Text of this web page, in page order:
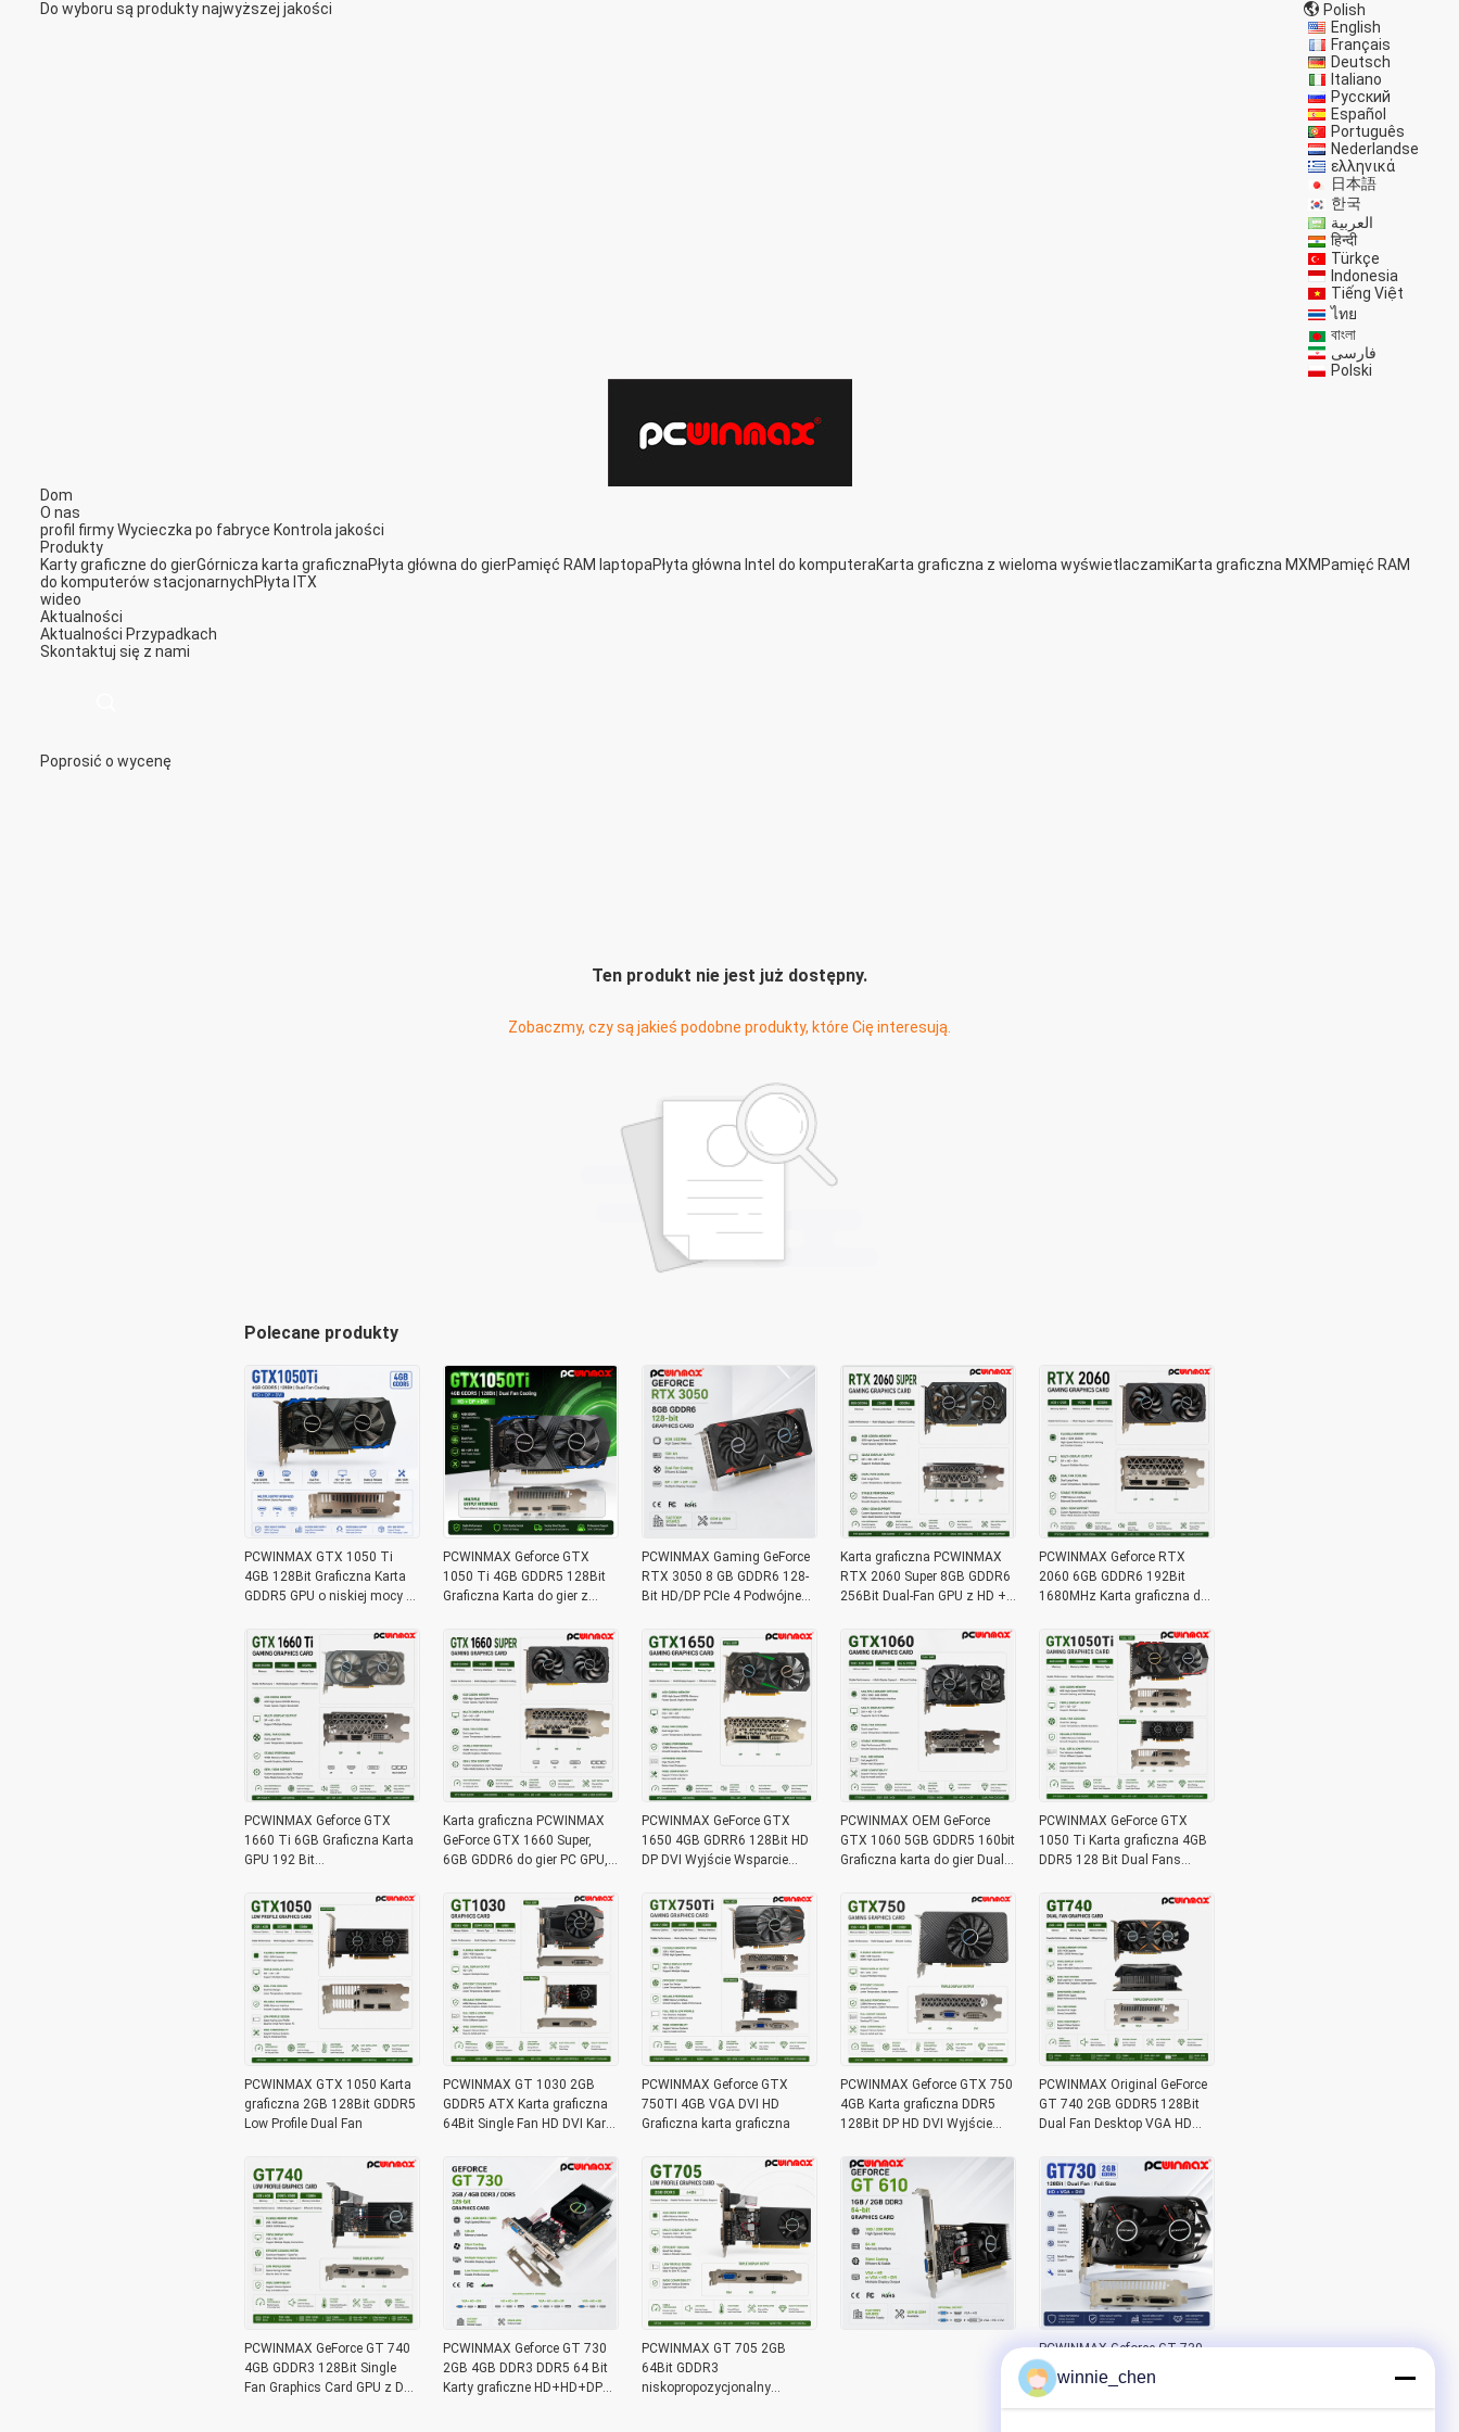
Do wyboru są produkty najwyższej jakości
Polish
English
Français
Deutsch
Italiano
Русский
Español
Português
Nederlandse
ελληνικά
日本語
한국
العربية
हिन्दी
Türkçe
Indonesia
Tiếng Việt
ไทย
বাংলা
فارسی
Polski
Dom
O nas
profil firmyWycieczka po fabryce Kontrola jakości
Produkty
Karty graficzne do gierGórnicza karta graficznaPłyta główna do gierPamięć RAM laptopaPłyta główna Intel do komputeraKarta graficzna z wieloma wyświetlaczamiKarta graficzna MXM Pamięć RAM
do komputerów stacjonarnychPłyta ITX
wideo
Aktualności
Aktualności Przypadkach
Skontaktuj się z nami
Poprosić o wycenę
Ten produkt nie jest już dostępny.
Zobaczmy, czy są jakieś podobne produkty, które Cię interesują.
Polecane produkty
PCWINMAX GTX 1050 Ti
4GB 128Bit Graficzna Karta
GDDR5 GPU o niskiej mocy z
PCWINMAX Geforce GTX
1050 Ti 4GB GDDR5 128Bit
Graficzna Karta do gier z
magazynie dla komputera
stacjonarnego
PCWINMAX Gaming GeForce
RTX 3050 8 GB GDDR6 128-
Bit HD/DP PCIe 4 Podwójne
do gier komputerowych
Karta graficzna PCWINMAX
RTX 2060 Super 8GB GDDR6
256Bit Dual-Fan GPU z HD +
gier OEM Wholesale
PCWINMAX Geforce RTX
2060 6GB GDDR6 192Bit
1680MHz Karta graficzna do
z HD/DP/DVI
PCWINMAX Geforce GTX
1660 Ti 6GB Graficzna Karta
GPU 192 Bit
DVI 14Gbps Pamięć
Karta graficzna PCWINMAX
GeForce GTX 1660 Super,
6GB GDDR6 do gier PC GPU,
3.0 x16 1660S do gier
PCWINMAX GeForce GTX
1650 4GB GDRR6 128Bit HD
DP DVI Wyjście Wsparcie
Karta graficzna
PCWINMAX OEM GeForce
GTX 1060 5GB GDDR5 160bit
Graficzna karta do gier Dual
kartą wideo
PCWINMAX GeForce GTX
1050 Ti Karta graficzna 4GB
DDR5 128 Bit Dual Fans
Częstotliwość 1050Ti
Desktop GPU
PCWINMAX GTX 1050 Karta
graficzna 2GB 128Bit GDDR5
Low Profile Dual Fan
PCWINMAX GT 1030 2GB
GDDR5 ATX Karta graficzna
64Bit Single Fan HD DVI Karta
PCWINMAX Geforce GTX
750TI 4GB VGA DVI HD
Graficzna karta graficzna
PCWINMAX Geforce GTX 750
4GB Karta graficzna DDR5
128Bit DP HD DVI Wyjście
PCWINMAX Original GeForce
GT 740 2GB GDDR5 128Bit
Dual Fan Desktop VGA HD
PCWINMAX GeForce GT 740
4GB GDDR3 128Bit Single
Fan Graphics Card GPU z DVI
PCWINMAX Geforce GT 730
2GB 4GB DDR3 DDR5 64 Bit
Karty graficzne HD+HD+DP
PCWINMAX GT 705 2GB
64Bit GDDR3
niskopropozycjonalny
PCWINMAX Geforce GT 730
2GB DDR5 128 Bit Full Size
GK108 Interfejs VGA+HD+DVI
Karta graficzna do gier z
winnie_chen